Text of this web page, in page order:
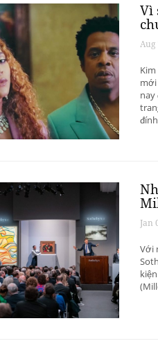
Vì
Aug
mới
nay
Jan
Với